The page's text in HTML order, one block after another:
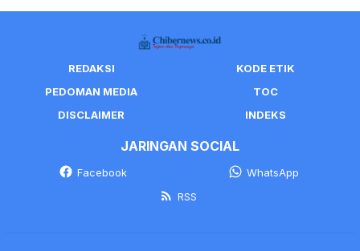
REDAKSI
KODE ETIK
PEDOMAN MEDIA
TOC
DISCLAIMER
INDEKS
JARINGAN SOCIAL
Facebook
WhatsApp
RSS